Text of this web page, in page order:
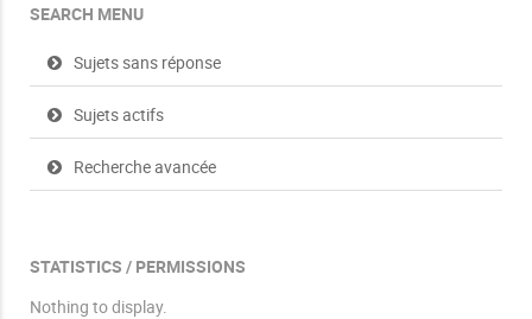
SEARCH MENU
Sujets sans réponse
Sujets actifs
Recherche avancée
STATISTICS / PERMISSIONS
Nothing to display.